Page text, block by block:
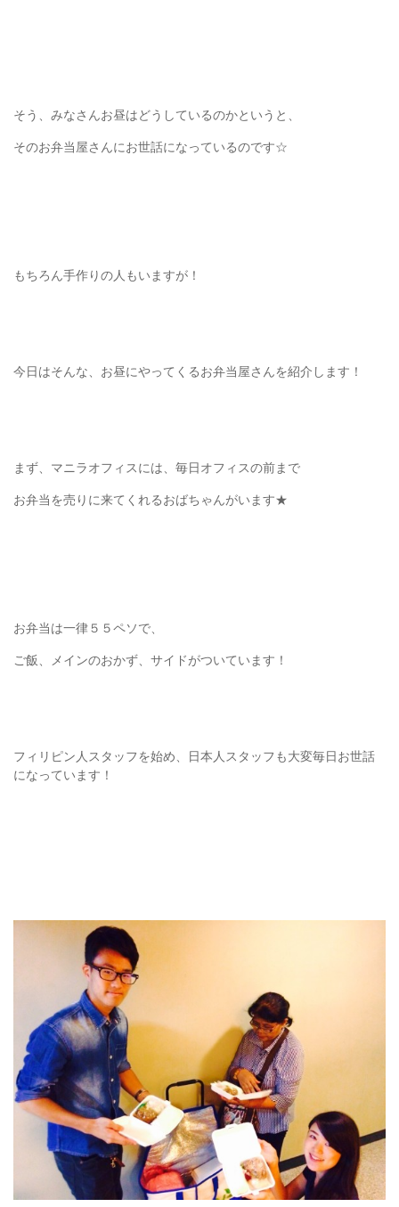
そう、みなさんお昼はどうしているのかというと、
そのお弁当屋さんにお世話になっているのです☆
もちろん手作りの人もいますが！
今日はそんな、お昼にやってくるお弁当屋さんを紹介します！
まず、マニラオフィスには、毎日オフィスの前まで
お弁当を売りに来てくれるおばちゃんがいます★
お弁当は一律５５ペソで、
ご飯、メインのおかず、サイドがついています！
フィリピン人スタッフを始め、日本人スタッフも大変毎日お世話
になっています！